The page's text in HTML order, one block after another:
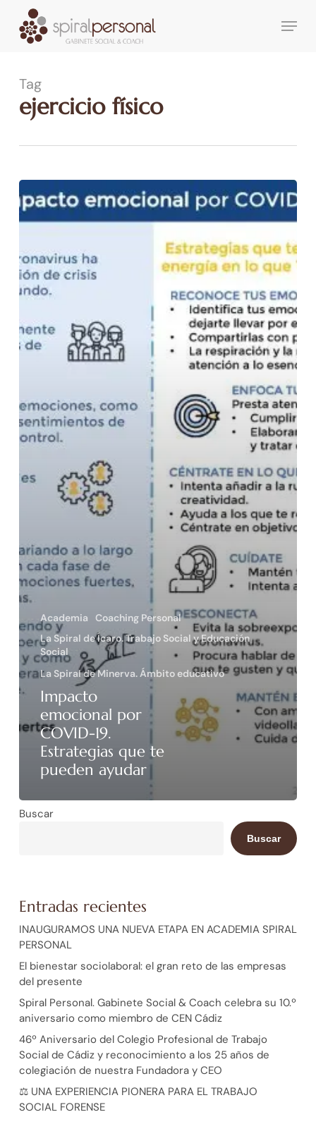
main
Menu
Tag
ejercicio físico
Impacto
emocional
por
Estrategias
que
te
ayudar
Academia
Coaching Personal
La Spiral de Ícaro. Trabajo Social y Educación
Social
La Spiral de Minerva. Ámbito educativo
Impacto
emocional por
COVID-19.
Estrategias que te
pueden ayudar
Buscar
Buscar
Entradas recientes
INAUGURAMOS UNA NUEVA ETAPA EN ACADEMIA SPIRAL
PERSONAL
El bienestar sociolaboral: el gran reto de las empresas
del presente
Spiral Personal. Gabinete Social & Coach celebra su 10.º
aniversario como miembro de CEN Cádiz
46º Aniversario del Colegio Profesional de Trabajo
Social de Cádiz y reconocimiento a los 25 años de
colegiación de nuestra Fundadora y CEO
⚖️ UNA EXPERIENCIA PIONERA PARA EL TRABAJO
SOCIAL FORENSE